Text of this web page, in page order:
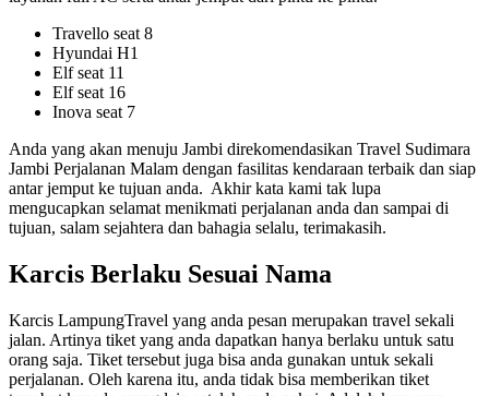
Travello seat 8
Hyundai H1
Elf seat 11
Elf seat 16
Inova seat 7
Anda yang akan menuju Jambi direkomendasikan Travel Sudimara
Jambi Perjalanan Malam dengan fasilitas kendaraan terbaik dan siap
antar jemput ke tujuan anda. Akhir kata kami tak lupa
mengucapkan selamat menikmati perjalanan anda dan sampai di
tujuan, salam sejahtera dan bahagia selalu, terimakasih.
Karcis Berlaku Sesuai Nama
Karcis LampungTravel yang anda pesan merupakan travel sekali
jalan. Artinya tiket yang anda dapatkan hanya berlaku untuk satu
orang saja. Tiket tersebut juga bisa anda gunakan untuk sekali
perjalanan. Oleh karena itu, anda tidak bisa memberikan tiket